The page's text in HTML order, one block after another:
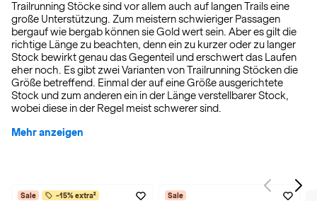
Trailrunning Stöcke sind vor allem auch auf langen Trails eine
große Unterstützung. Zum meistern schwieriger Passagen
bergauf wie bergab können sie Gold wert sein. Aber es gilt die
richtige Länge zu beachten, denn ein zu kurzer oder zu langer
Stock bewirkt genau das Gegenteil und erschwert das Laufen
eher noch. Es gibt zwei Varianten von Trailrunning Stöcken die
Größe betreffend. Einmal der auf eine Größe ausgerichtete
Stock und zum anderen ein in der Länge verstellbarer Stock,
wobei diese in der Regel meist schwerer sind.
Mehr anzeigen
Sale -15% extra² Sale